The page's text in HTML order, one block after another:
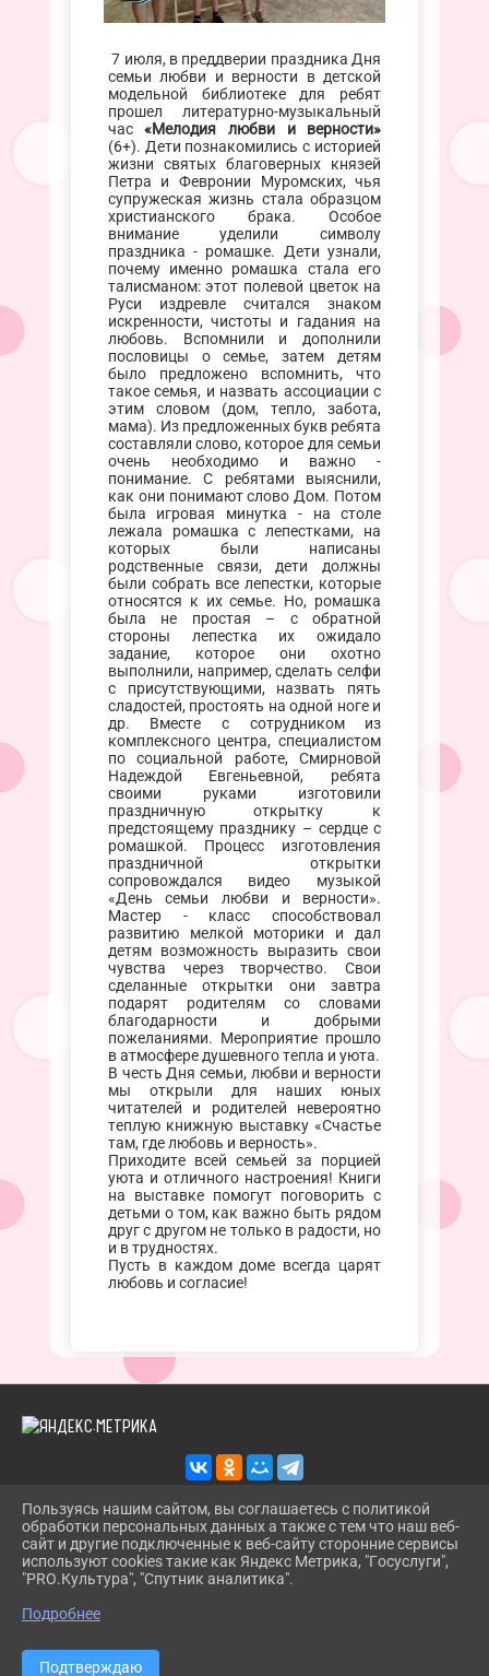
7 июля, в преддверии праздника Дня
семьи любви и верности в детской
модельной библиотеке для ребят
прошел литературно-музыкальный
час«Мелодия любви и верности»
(6+). Дети познакомились с историей
жизни святых благоверных князей
Петра и Февронии Муромских, чья
супружеская жизнь стала образцом
христианского брака. Особое
внимание уделили символу
праздника - ромашке. Дети узнали,
почему именно ромашка стала его
талисманом: этот полевой цветок на
Руси издревле считался знаком
искренности, чистоты и гадания на
любовь. Вспомнили и дополнили
пословицы о семье, затем детям
было предложено вспомнить, что
такое семья, и назвать ассоциации с
этим словом (дом, тепло, забота,
мама). Из предложенных букв ребята
составляли слово, которое для семьи
очень необходимо и важно -
понимание. С ребятами выяснили,
как они понимают слово Дом. Потом
была игровая минутка - на столе
лежала ромашка с лепестками, на
которых были написаны
родственные связи, дети должны
были собрать все лепестки, которые
относятся к их семье. Но, ромашка
была не простая – с обратной
стороны лепестка их ожидало
задание, которое они охотно
выполнили, например, сделать селфи
с присутствующими, назвать пять
сладостей, простоять на одной ноге и
др. Вместе с сотрудником из
комплексного центра, специалистом
по социальной работе, Смирновой
Надеждой Евгеньевной, ребята
своими руками изготовили
праздничную открытку к
предстоящему празднику – сердце с
ромашкой. Процесс изготовления
праздничной открытки
сопровождался видео музыкой
«День семьи любви и верности».
Мастер - класс способствовал
развитию мелкой моторики и дал
детям возможность выразить свои
чувства через творчество. Свои
сделанные открытки они завтра
подарят родителям со словами
благодарности и добрыми
пожеланиями. Мероприятие прошло
в атмосфере душевного тепла и уюта.
В честь Дня семьи, любви и верности
мы открыли для наших юных
читателей и родителей невероятно
теплую книжную выставку «Счастье
там, где любовь и верность».
Приходите всей семьей за порцией
уюта и отличного настроения! Книги
на выставке помогут поговорить с
детьми о том, как важно быть рядом
друг с другом не только в радости, но
и в трудностях.
Пусть в каждом доме всегда царят
любовь и согласие!
2026 Г. TROITSKBIBLIOTEKA.RU
ВХОД
КАРТА САЙТА
СДЕЛАНО НА KUBCMS
РАЗРАБОТКА И ПОДДЕРЖКА
Пользуясь нашим сайтом, вы соглашаетесь с политикой
обработки персональных данных а также с тем что наш веб-
сайт и другие подключенные к веб-сайту сторонние сервисы
используют cookies такие как Яндекс Метрика, "Госуслуги",
"PRO.Культура", "Спутник аналитика".
Подробнее
Подтверждаю